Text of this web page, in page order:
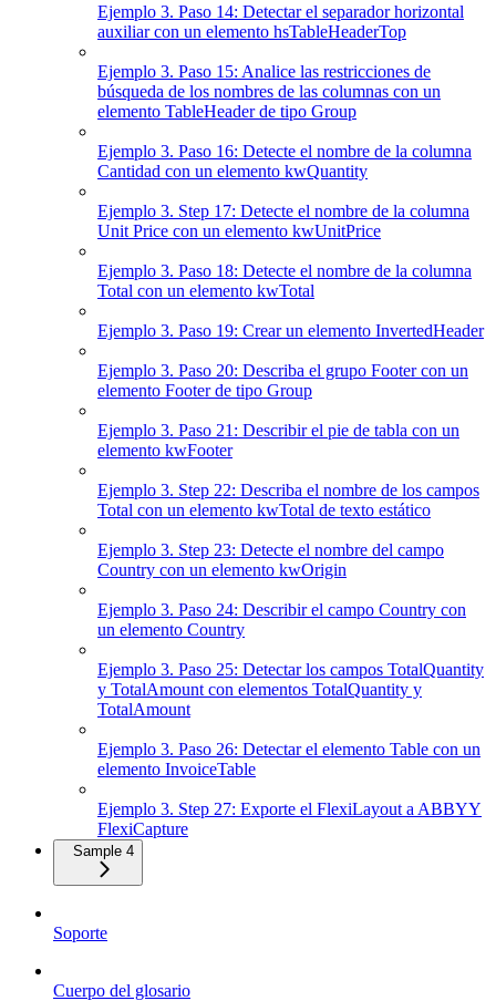
Ejemplo 3. Paso 14: Detectar el separador horizontal
auxiliar con un elemento hsTableHeaderTop
Ejemplo 3. Paso 15: Analice las restricciones de
búsqueda de los nombres de las columnas con un
elemento TableHeader de tipo Group
Ejemplo 3. Paso 16: Detecte el nombre de la columna
Cantidad con un elemento kwQuantity
Ejemplo 3. Step 17: Detecte el nombre de la columna
Unit Price con un elemento kwUnitPrice
Ejemplo 3. Paso 18: Detecte el nombre de la columna
Total con un elemento kwTotal
Ejemplo 3. Paso 19: Crear un elemento InvertedHeader
Ejemplo 3. Paso 20: Describa el grupo Footer con un
elemento Footer de tipo Group
Ejemplo 3. Paso 21: Describir el pie de tabla con un
elemento kwFooter
Ejemplo 3. Step 22: Describa el nombre de los campos
Total con un elemento kwTotal de texto estático
Ejemplo 3. Step 23: Detecte el nombre del campo
Country con un elemento kwOrigin
Ejemplo 3. Paso 24: Describir el campo Country con
un elemento Country
Ejemplo 3. Paso 25: Detectar los campos TotalQuantity
y TotalAmount con elementos TotalQuantity y
TotalAmount
Ejemplo 3. Paso 26: Detectar el elemento Table con un
elemento InvoiceTable
Ejemplo 3. Step 27: Exporte el FlexiLayout a ABBYY
FlexiCapture
Sample 4
Soporte
Cuerpo del glosario